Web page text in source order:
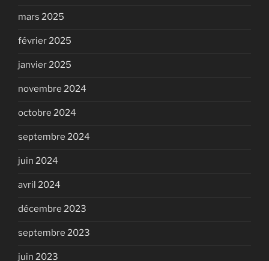
mars 2025
février 2025
janvier 2025
novembre 2024
octobre 2024
septembre 2024
juin 2024
avril 2024
décembre 2023
septembre 2023
juin 2023